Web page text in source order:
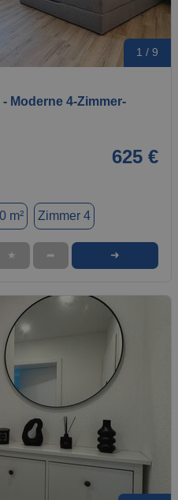
1 / 9
Moderne 4-Zimmer-
625 €
m² Zimmer 4
★ ➦ ➜